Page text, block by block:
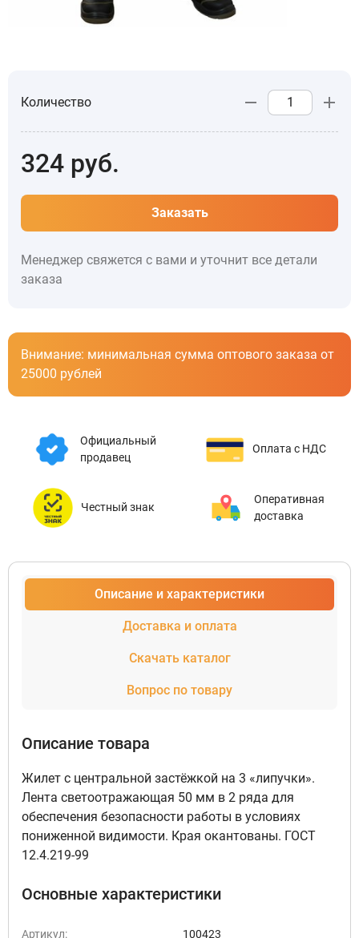
Количество
324 руб.
Заказать
Менеджер свяжется с вами и уточнит все детали
заказа
Внимание: минимальная сумма оптового заказа от
25000 рублей
Официальный
продавец
Оплата с НДС
Честный знак
Оперативная
доставка
Описание и характеристики
Доставка и оплата
Скачать каталог
Вопрос по товару
Описание товара
Жилет с центральной застёжкой на 3 «липучки».
Лента светоотражающая 50 мм в 2 ряда для
обеспечения безопасности работы в условиях
пониженной видимости. Края окантованы. ГОСТ
12.4.219-99
Основные характеристики
Артикул: 100423